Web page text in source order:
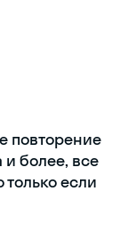
повторение
и более, все
если